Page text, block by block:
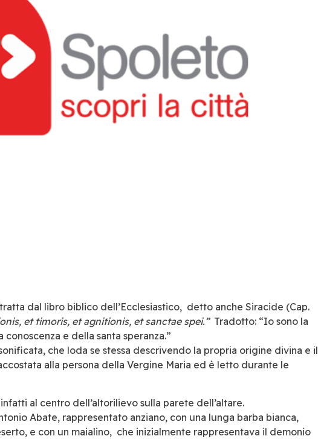
dal libro biblico dell’Ecclesiastico, detto anche Siracide (Cap.
et timoris, et agnitionis, et sanctae spei.” Tradotto: “Io sono la
e della santa speranza.”
che loda se stessa descrivendo la propria origine divina e il
alla persona della Vergine Maria ed è letto durante le
al centro dell’altorilievo sulla parete dell’altare.
Abate, rappresentato anziano, con una lunga barba bianca,
e con un maialino, che inizialmente rappresentava il demonio